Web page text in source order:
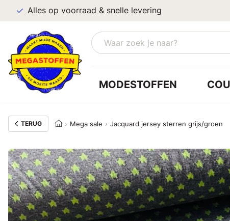
Alles op voorraad & snelle levering
MODESTOFFEN
TERUG Mega sale Jacquard jersey sterren grijs/groen